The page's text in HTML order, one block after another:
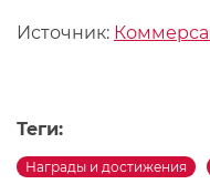
Источник:
Теги:
Награды и достижения